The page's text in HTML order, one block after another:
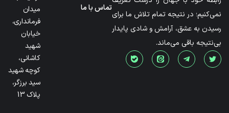
نمی‌کنیم؛ در نتیجه تمام تلاش ما برای
رسیدن به عشق، آرامش و شادی پایدار
بی‌نتیجه باقی می‌ماند.
تماس با ما
میدان
فرمانداری،
خیابان
شهید
کاشانی،
کوچه شهید
سید برزگر،
پلاک 13